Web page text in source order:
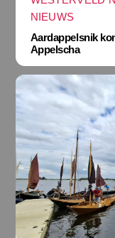
NIEUWS
Aardappelsnik
Appelscha